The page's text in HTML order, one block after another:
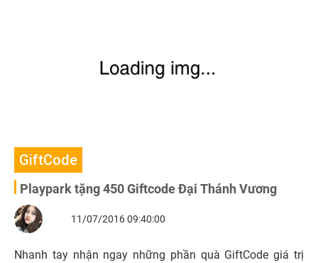
GiftCode
Playpark tặng 450 Giftcode Đại Thánh Vương
11/07/2016 09:40:00
Nhanh tay nhận ngay những phần quà GiftCode giá trị